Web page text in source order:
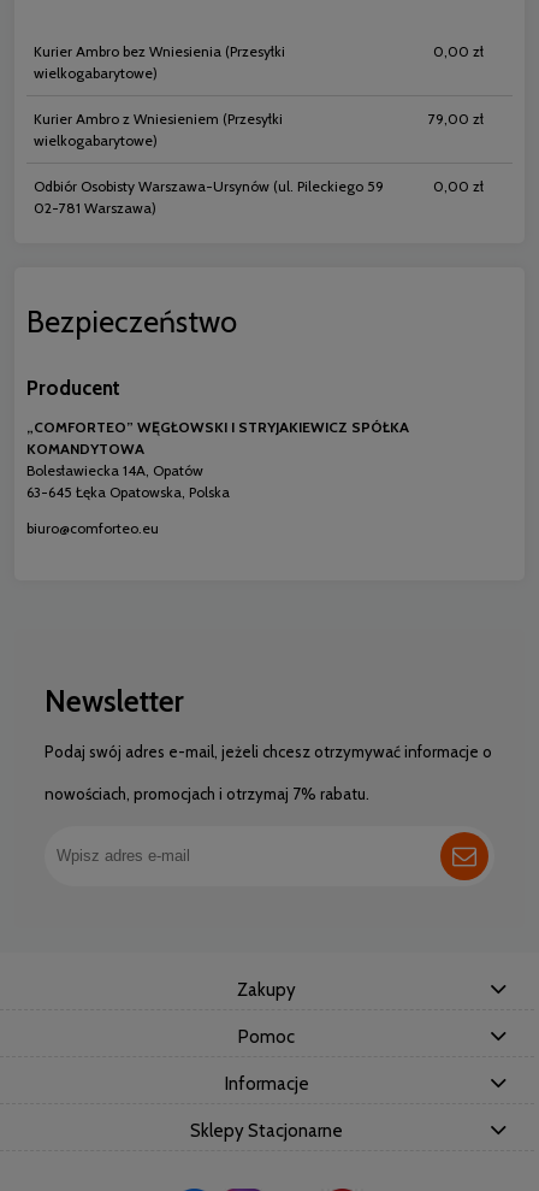
Kurier Ambro bez Wniesienia (Przesyłki
wielkogabarytowe)
0,00 zł
Kurier Ambro z Wniesieniem (Przesyłki
wielkogabarytowe)
79,00 zł
Odbiór Osobisty Warszawa-Ursynów (ul. Pileckiego 59
02-781 Warszawa)
0,00 zł
Bezpieczeństwo
Producent
„COMFORTEO” WĘGŁOWSKI I STRYJAKIEWICZ SPÓŁKA
KOMANDYTOWA
Bolesławiecka 14A, Opatów
63-645 Łęka Opatowska, Polska
biuro@comforteo.eu
Newsletter
Podaj swój adres e-mail, jeżeli chcesz otrzymywać informacje o
nowościach, promocjach i otrzymaj 7% rabatu.
Zakupy
Pomoc
Informacje
Sklepy Stacjonarne